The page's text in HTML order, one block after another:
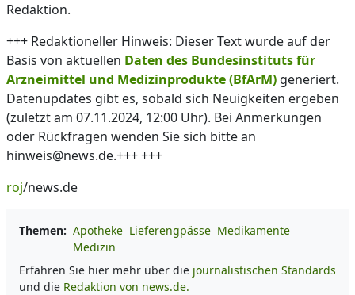
Redaktion.
+++ Redaktioneller Hinweis: Dieser Text wurde auf der
Basis von aktuellen Daten des Bundesinstituts für
Arzneimittel und Medizinprodukte (BfArM) generiert.
Datenupdates gibt es, sobald sich Neuigkeiten ergeben
(zuletzt am 07.11.2024, 12:00 Uhr). Bei Anmerkungen
oder Rückfragen wenden Sie sich bitte an
hinweis@news.de.+++ +++
roj/news.de
Themen: Apotheke Lieferengpässe Medikamente
Medizin
Erfahren Sie hier mehr über die journalistischen Standards
und die Redaktion von news.de.